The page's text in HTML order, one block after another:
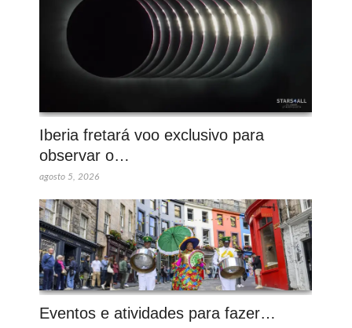
Iberia fretará voo exclusivo para
observar o…
agosto 5, 2026
Eventos e atividades para fazer…